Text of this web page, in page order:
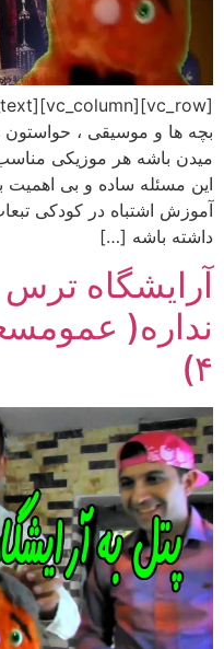
بچه ها و موسیقی ،
میدن باشه هر موزیکی
این مسئله ساده و بی اهمیت
آموزش اشتباه در کودکی
داشته باشه […]
آرایشگاه ترس
نداره(
۴)